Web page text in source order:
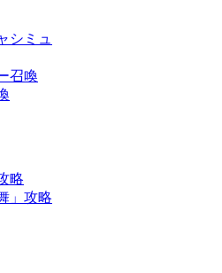
シミュ
召喚
略
」攻略